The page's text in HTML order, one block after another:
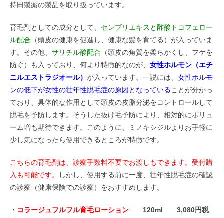
持田製薬の製品を取り扱っています。
育毛剤としての成分として、 センブリエキスと酢酸トコフェロー
ル配合 （頭皮の健康を促進し、健康な髪を育てる）が入っていま
す。その他、 サリチル酸配合 （頭皮の角質を柔らかくし、フケを
防ぐ）も入っており、何より特徴的なのが、 女性ホルモン（エチ
ニルエストラジオール） が入っています。一説には、 女性ホルモ
ンの低下が女性の壮年性脱毛症の原因となっていることが分かっ
ており、具体的な作用として頭皮の皮脂分泌をコントロールして
脱毛を予防します。そうした抜け毛予防により、相対的にボリュ
ーム増も期待できます。このように、ミノキシジルよりお手軽に
少し気になったら使用できるところが特徴です。
こちらの育毛剤は、診察手数料不要でお渡しもできます。受付購
入も可能です。
しかし、使用する前に一度、壮年性脱毛症の確認
の診察（健康保険での診察）をおすすめします。
・ コラージュフルフル育毛ローション 120ml 3,080円税